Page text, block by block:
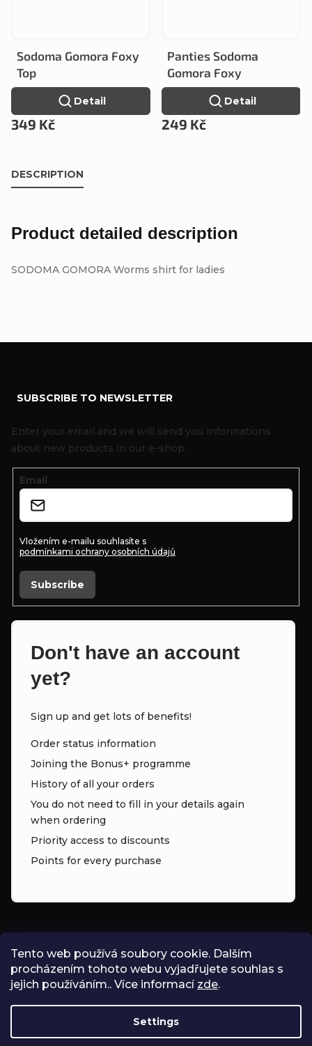
Tento web používá soubory cookie. Dalším
procházením tohoto webu vyjadřujete souhlas s
jejich používáním.. Více informací zde.
Settings
Sodoma Gomora Foxy
Top
349 Kč
Detail
Panties Sodoma
Gomora Foxy
249 Kč
Detail
DESCRIPTION
Product detailed description
SODOMA GOMORA Worms shirt for ladies
SUBSCRIBE TO NEWSLETTER
Enter your email and we will send you informations
about new products in our e-shop.
Email
Vložením e-mailu souhlasíte s
podmínkami ochrany osobních údajů
Subscribe
Don't have an account
yet?
Sign up and get lots of benefits!
Order status information
Joining the Bonus+ programme
History of all your orders
You do not need to fill in your details again
when ordering
Priority access to discounts
Points for every purchase
INFO@ZNK.CZ
ZNKSHOP